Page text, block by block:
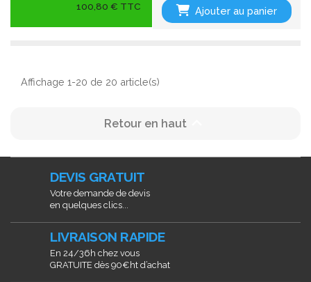
100,80 € TTC Ajouter au panier
Affichage 1-20 de 20 article(s)
Retour en haut
DEVIS GRATUIT
Votre demande de devis
en quelques clics...
LIVRAISON RAPIDE
En 24/36h chez vous
GRATUITE dès 90€ht d’achat